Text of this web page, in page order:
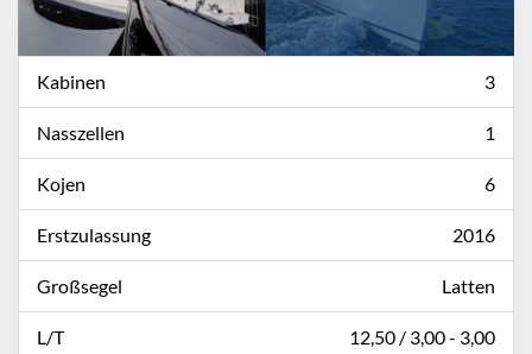
Kabinen 3
Nasszellen 1
Kojen 6
Erstzulassung 2016
Großsegel Latten
L/T 12,50 / 3,00 - 3,00